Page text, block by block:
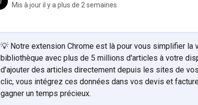
Mis à jour il y a plus de 2 semaines
💡 Notre extension Chrome est là pour vous simplifier la
bibliothèque avec plus de 5 millions d'articles à votre
d'ajouter des articles directement depuis les sites de
clic, vous intégrez ces données dans vos devis et
gagner un temps précieux.